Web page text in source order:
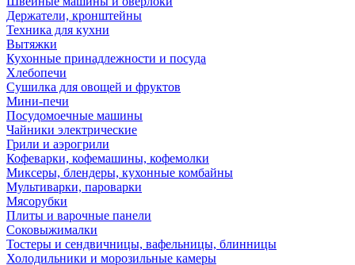
Держатели, кронштейны
Техника для кухни
Вытяжки
Кухонные принадлежности и посуда
Хлебопечи
Сушилка для овощей и фруктов
Мини-печи
Посудомоечные машины
Чайники электрические
Грили и аэрогрили
Кофеварки, кофемашины, кофемолки
Миксеры, блендеры, кухонные комбайны
Мультиварки, пароварки
Мясорубки
Плиты и варочные панели
Соковыжималки
Тостеры и сендвичницы, вафельницы, блинницы
Холодильники и морозильные камеры